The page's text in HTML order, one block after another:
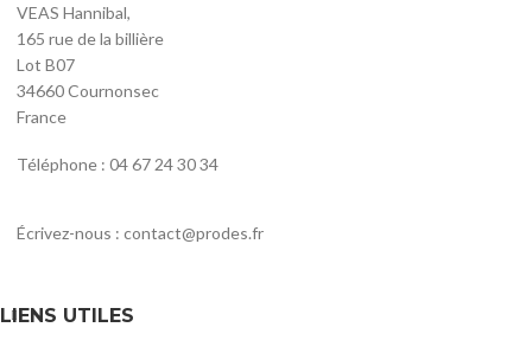
VEAS Hannibal,
165 rue de la billière
Lot B07
34660 Cournonsec
France
Téléphone : 04 67 24 30 34
Écrivez-nous : contact@prodes.fr
LIENS UTILES